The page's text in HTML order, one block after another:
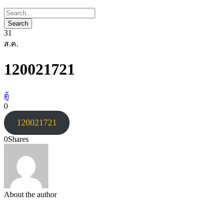
31
ส.ค.
120021721
ตู้
0
120021721
0Shares
About the author